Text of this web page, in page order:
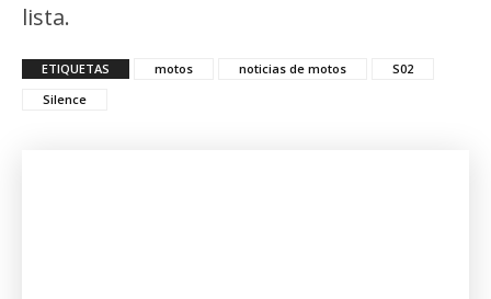
lista.
ETIQUETAS motos noticias de motos
S02
Silence